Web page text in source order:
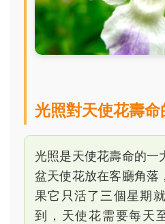
光照對天使花壽
光照是天使花壽命的一
盆天使花放在客廳角落
果它只活了三個星期
到，天使花需要每天